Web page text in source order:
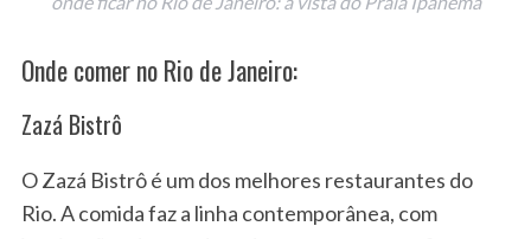
Onde comer no Rio de Janeiro:
Zazá Bistrô
O Zazá Bistrô é um dos melhores restaurantes do
Rio. A comida faz a linha contemporânea, com